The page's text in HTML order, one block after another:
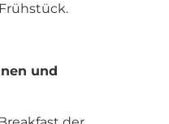
und